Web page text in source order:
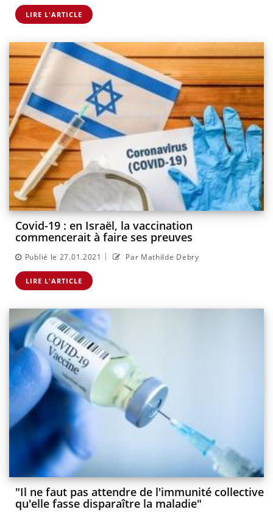
LIRE L'ARTICLE
Covid-19 : en Israël, la vaccination
commencerait à faire ses preuves
Publié le 27.01.2021 | Par Mathilde Debry
LIRE L'ARTICLE
"Il ne faut pas attendre de l'immunité collective
qu'elle fasse disparaître la maladie"